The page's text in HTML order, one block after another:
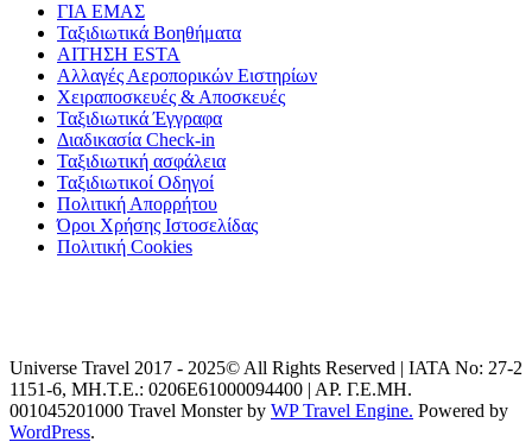
ΓΙΑ ΕΜΑΣ
Ταξιδιωτικά Βοηθήματα
ΑΙΤΗΣΗ ESTA
Αλλαγές Αεροπορικών Ειστηρίων
Χειραποσκευές & Αποσκευές
Ταξιδιωτικά Έγγραφα
Διαδικασία Check-in
Ταξιδιωτική ασφάλεια
Ταξιδιωτικοί Οδηγοί
Πολιτική Απορρήτου
Όροι Χρήσης Ιστοσελίδας
Πολιτική Cookies
Universe Travel 2017 - 2025© All Rights Reserved | IATA No: 27-2
1151-6, ΜΗ.Τ.Ε.: 0206Ε61000094400 | ΑΡ. Γ.Ε.ΜΗ.
001045201000 Travel Monster by WP Travel Engine. Powered by
WordPress.